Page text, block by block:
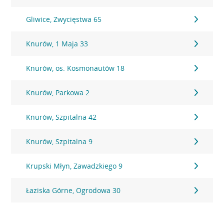
Gliwice, Zwycięstwa 65
Knurów, 1 Maja 33
Knurów, os. Kosmonautów 18
Knurów, Parkowa 2
Knurów, Szpitalna 42
Knurów, Szpitalna 9
Krupski Młyn, Zawadzkiego 9
Łaziska Górne, Ogrodowa 30